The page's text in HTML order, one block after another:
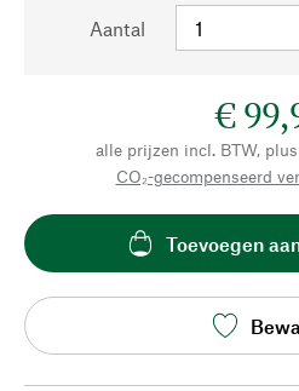
Aantal
€
alle prijzen incl. BTW, plus
CO₂-gecompenseerd
Toevoegen